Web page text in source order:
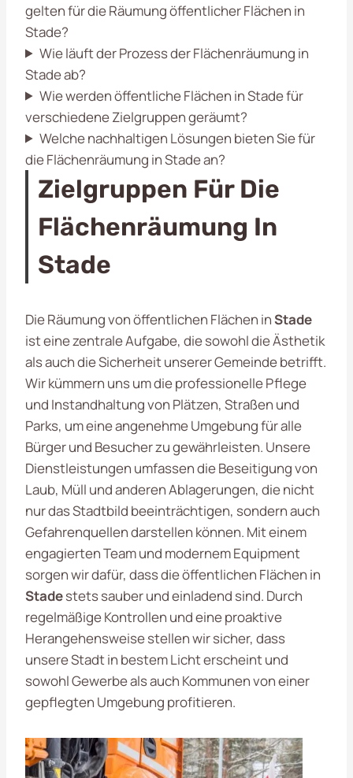
gelten für die Räumung öffentlicher Flächen in
Stade?
Wie läuft der Prozess der Flächenräumung in
Stade ab?
Wie werden öffentliche Flächen in Stade für
verschiedene Zielgruppen geräumt?
Welche nachhaltigen Lösungen bieten Sie für
die Flächenräumung in Stade an?
Zielgruppen Für Die
Flächenräumung In
Stade
Die Räumung von öffentlichen Flächen inStade
ist eine zentrale Aufgabe, die sowohl die Ästhetik
als auch die Sicherheit unserer Gemeinde betrifft.
Wir kümmern uns um die professionelle Pflege
und Instandhaltung von Plätzen, Straßen und
Parks, um eine angenehme Umgebung für alle
Bürger und Besucher zu gewährleisten. Unsere
Dienstleistungen umfassen die Beseitigung von
Laub, Müll und anderen Ablagerungen, die nicht
nur das Stadtbild beeinträchtigen, sondern auch
Gefahrenquellen darstellen können. Mit einem
engagierten Team und modernem Equipment
sorgen wir dafür, dass die öffentlichen Flächen in
Stadestets sauber und einladend sind. Durch
regelmäßige Kontrollen und eine proaktive
Herangehensweise stellen wir sicher, dass
unsere Stadt in bestem Licht erscheint und
sowohl Gewerbe als auch Kommunen von einer
gepflegten Umgebung profitieren.